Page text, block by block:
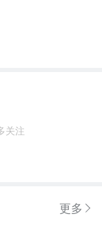
关注
更多